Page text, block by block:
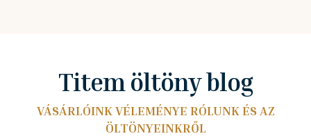
Titem öltöny blog
VÁSÁRLÓINK VÉLEMÉNYE RÓLUNK ÉS AZ
ÖLTÖNYEINKRŐL